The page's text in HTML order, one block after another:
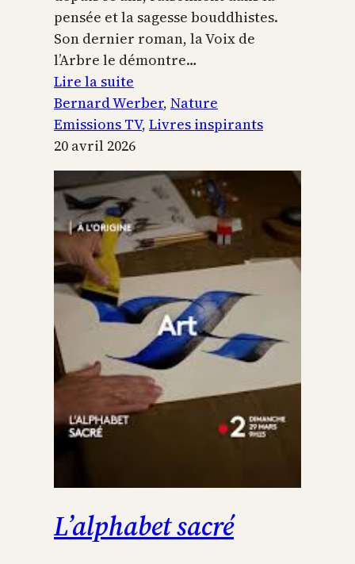
pensée et la sagesse bouddhistes.
Son dernier roman, la Voix de
l’Arbre le démontre…
Lire la suite
La
Voix
de
l’arbre
Bernard Werber, Nature
Emissions TV, Livres inspirants
20 avril 2026
L’alphabet sacré